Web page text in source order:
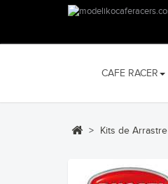
CAFE RACER
> Kits de Arrastre